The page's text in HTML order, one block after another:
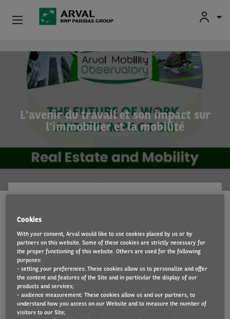
Aller au contenu principal
L'avenir du travail et son impact sur
l'immobilier et la mobilité
Après que deux années complètes de la première pandémie mondiale
depuis un siècle soient passées, une chose est sûre : notre monde a
fondamentalement changé. La mobilité et l'immobilier ont changé à
jamais, à cause de la Covid-19. En conséquence, la mobilité liée aux
affaires, les modèles d'immobilier commercial et les solutions de mobilité
d'entreprise ont considérablement évolué.
Particuliers
PME & Indépendants
Voiture D'occasion
À Propos D’Arval
Conducteurs
Cookies
With your consent, Arval would like to use cookies placed by us or by
partners on this website. Some of these cookies are strictly necessary for
the proper functioning of this website. Others are used for the following
purposes:
- setting your preferences: These cookies allow us to personalize and offer
the content and features of the Site and in particular the display of our
products and services;
- audience measurement: These cookies allow us and our partners, to
understand how you access on our Website and to measure the number of
visitors to our Site;